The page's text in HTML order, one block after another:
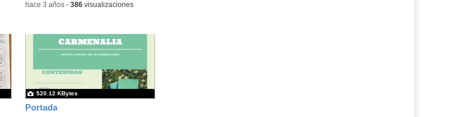
-hace 3 años- 386visualizaciones
Portada
520.12 KBytes